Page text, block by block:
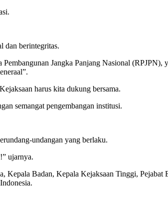
dan berintegritas.
Jangka Panjang Nasional (RPJPN),
harus kita dukung bersama.
semangat pengembangan institusi.
undangan yang berlaku.
ujarnya.
Badan, Kepala Kejaksaan Tinggi,